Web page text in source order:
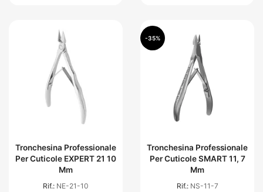
Tronchesina Professionale
Per Cuticole EXPERT 21 10
Mm
Rif.: NE-21-10
Tronchesina Professionale
Per Cuticole SMART 11, 7
Mm
Rif.: NS-11-7
-35%